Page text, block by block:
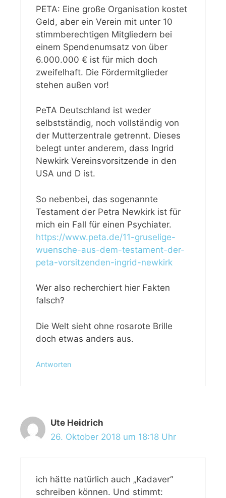
PETA: Eine große Organisation kostet
Geld, aber ein Verein mit unter 10
stimmberechtigen Mitgliedern bei
einem Spendenumsatz von über
6.000.000 € ist für mich doch
zweifelhaft. Die Fördermitglieder
stehen außen vor!
PeTA Deutschland ist weder
selbstständig, noch vollständig von
der Mutterzentrale getrennt. Dieses
belegt unter anderem, dass Ingrid
Newkirk Vereinsvorsitzende in den
USA und D ist.
So nebenbei, das sogenannte
Testament der Petra Newkirk ist für
mich ein Fall für einen Psychiater.
https://www.peta.de/11-gruselige-
wuensche-aus-dem-testament-der-
peta-vorsitzenden-ingrid-newkirk
Wer also recherchiert hier Fakten
falsch?
Die Welt sieht ohne rosarote Brille
doch etwas anders aus.
Antworten
Ute Heidrich
26. Oktober 2018 um 18:18 Uhr
ich hätte natürlich auch „Kadaver“
schreiben können. Und stimmt: